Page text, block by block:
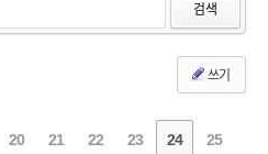
검색
쓰기
20 21 22 23 24 25